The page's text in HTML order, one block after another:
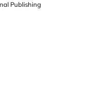
Publishing